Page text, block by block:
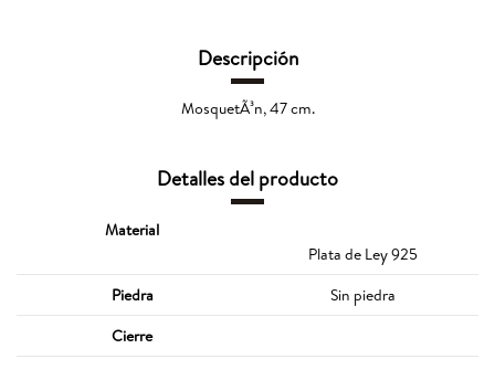
Descripción
MosquetÃ³n, 47 cm.
Detalles del producto
Material
Plata de Ley 925
Piedra
Sin piedra
Cierre